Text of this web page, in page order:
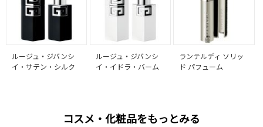
ルージュ・ジバンシ
イ・サテン・シルク
ルージュ・ジバンシ
イ・イドラ・バーム
ランテルディ ソリッ
ド パフューム
コスメ・化粧品をもっとみる